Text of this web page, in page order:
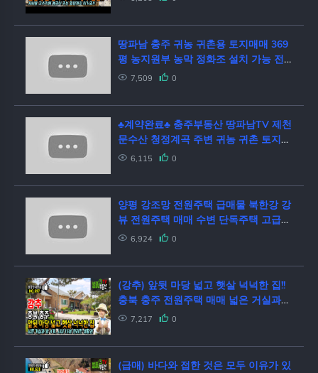
동산 - 발품부동산TV
땅파남 충주 귀농 귀촌용 토지매매 369
평 농지원부 농막 정화조 설치 가능 전
원주택 주말주택 건축가능 포장도로접
농업인 만들기 시골땅 2촌5도
7,509 0
♣계약완료♣ 충주부동산 땅파남TV 제천
문수산 청정계곡 주변 귀농 귀촌 토지매
매 평당 10만원 포장도로접 건축가능 농
고 농지원부 만들기 싼땅
6,115 0
양평 강조망 전원주택 급매물 북한강 강
뷰 전원주택 매매 수변 단독주택 고급주
택 조망 좋은 전원주택 학교 근처 인근
6,924 0
(강추) 앞뒷 마당 넓고 햇살 넉넉한 집!!
충북 충주 전원주택 매매 넓은 거실과
방4개 등 대가족 지인 많은 분들께 추천
부동산TV
7,217 0
(급매) 바다와 접한 것은 모두 이유가 있